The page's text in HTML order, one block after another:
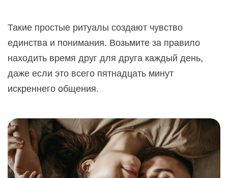
Такие простые ритуалы создают чувство
единства и понимания. Возьмите за правило
находить время друг для друга каждый день,
даже если это всего пятнадцать минут
искреннего общения.